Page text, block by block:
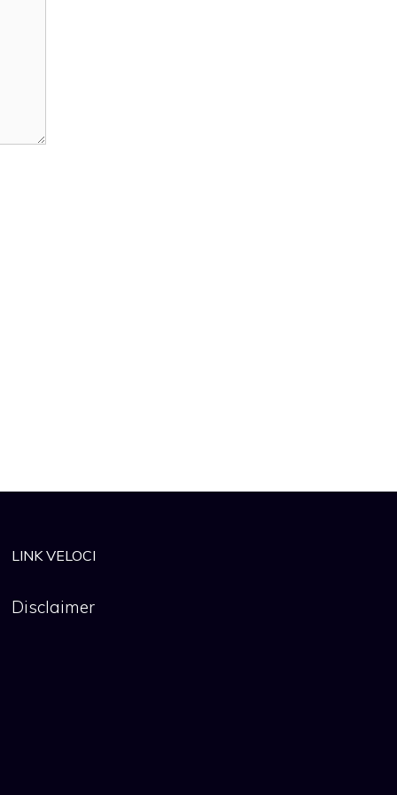
LINK VELOCI
Disclaimer